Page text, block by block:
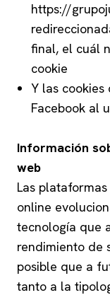
https://
final, el cuál
cookie
Y las
Facebook al
Información
web
Las
online
tecnología que
rendimiento de
posible que a
tanto a la